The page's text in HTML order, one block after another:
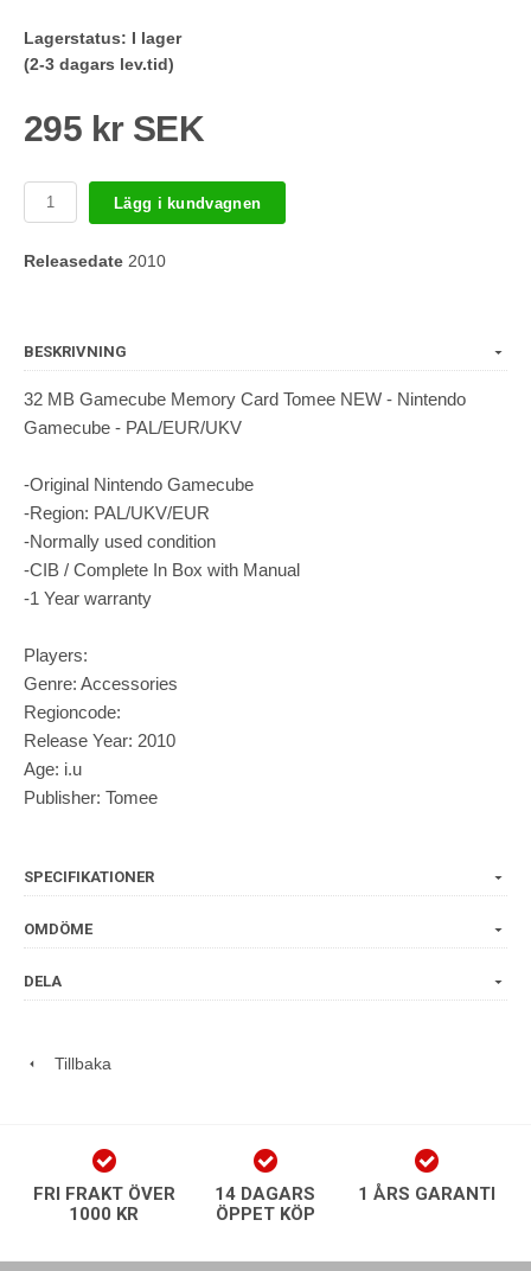
Lagerstatus: I lager
(2-3 dagars lev.tid)
295 kr SEK
Lägg i kundvagnen
Releasedate 2010
BESKRIVNING
32 MB Gamecube Memory Card Tomee NEW - Nintendo
Gamecube - PAL/EUR/UKV
-Original Nintendo Gamecube
-Region: PAL/UKV/EUR
-Normally used condition
-CIB / Complete In Box with Manual
-1 Year warranty
Players:
Genre: Accessories
Regioncode:
Release Year: 2010
Age: i.u
Publisher: Tomee
SPECIFIKATIONER
OMDÖME
DELA
Tillbaka
FRI FRAKT ÖVER
1000 KR
14 DAGARS
ÖPPET KÖP
1 ÅRS GARANTI